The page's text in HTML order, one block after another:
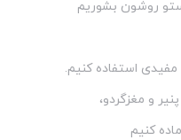
روشون بشوریم
استفاده کنیم.
و مغزگردو،
کنیم